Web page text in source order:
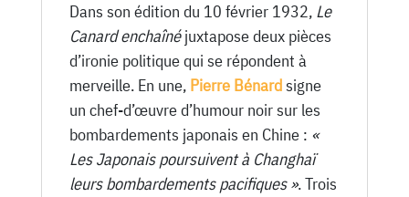
Dans son édition du 10 février 1932, Le
Canard enchaînéjuxtapose deux pièces
d’ironie politique qui se répondent à
merveille. En une, Pierre Bénardsigne
un chef-d’œuvre d’humour noir sur les
bombardements japonais en Chine : «
Les Japonais poursuivent à Changhaï
leurs bombardements pacifiques ». Trois